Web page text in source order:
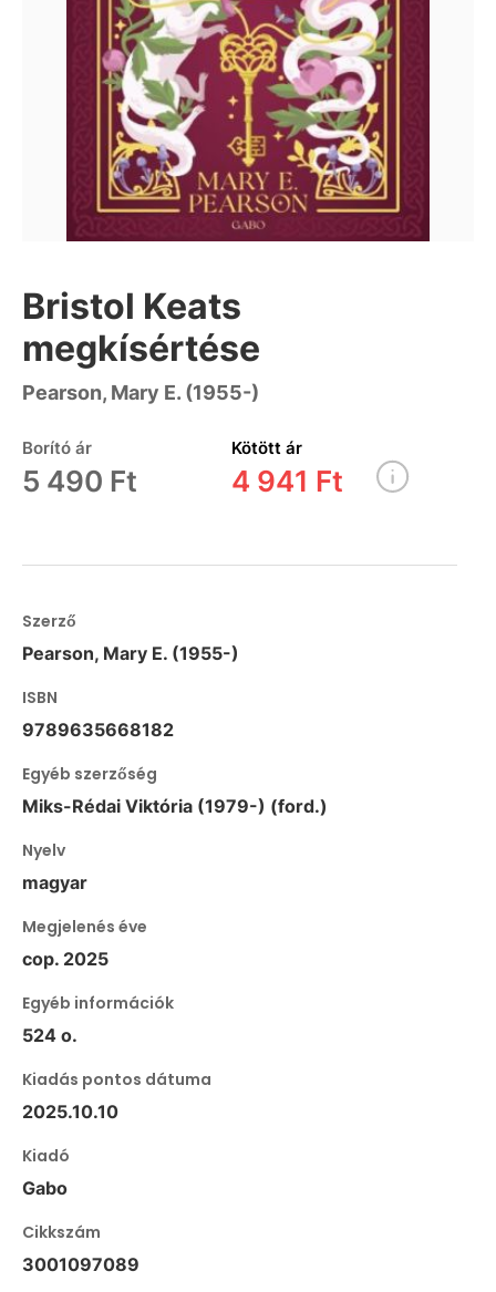
Bristol Keats
megkísértése
Pearson, Mary E. (1955-)
Borító ár
5 490 Ft
Kötött ár
4 941 Ft
Szerző
Pearson, Mary E. (1955-)
ISBN
9789635668182
Egyéb szerzőség
Miks-Rédai Viktória (1979-) (ford.)
Nyelv
magyar
Megjelenés éve
cop. 2025
Egyéb információk
524 o.
Kiadás pontos dátuma
2025.10.10
Kiadó
Gabo
Cikkszám
3001097089